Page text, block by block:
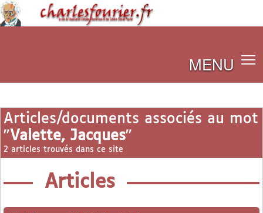
MENU
Articles/documents associés au mot
"Valette, Jacques"
2 articles trouvés dans ce site
Articles